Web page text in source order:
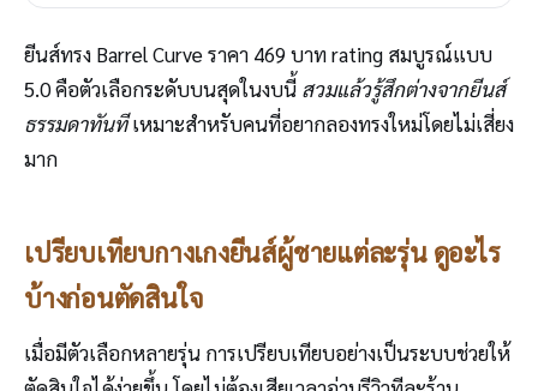
ยีนส์ทรง Barrel Curve ราคา 469 บาท rating สมบูรณ์แบบ
5.0 คือตัวเลือกระดับบนสุดในงบนี้ สวมแล้วรู้สึกต่างจากยีนส์
ธรรมดาทันทีเหมาะสำหรับคนที่อยากลองทรงใหม่โดยไม่เสี่ยง
มาก
เปรียบเทียบกางเกงยีนส์ผู้ชายแต่ละรุ่น ดูอะไร
บ้างก่อนตัดสินใจ
เมื่อมีตัวเลือกหลายรุ่น การเปรียบเทียบอย่างเป็นระบบช่วยให้